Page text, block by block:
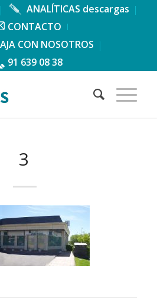
ANALÍTICAS descargas
CONTACTO
CON NOSOTROS
91 639 08 38
3